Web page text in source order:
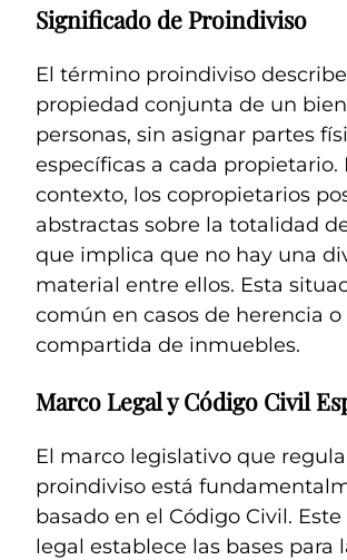
Significado de Proindiviso
El término proindiviso
propiedad conjunta de un
personas, sin asignar partes
específicas a cada propietario.
contexto, los copropietarios
abstractas sobre la totalidad
que implica que no hay una
material entre ellos. Esta
común en casos de herencia
compartida de inmuebles.
Marco Legal y Código Civil
El marco legislativo que
proindiviso está
basado en el Código Civil.
legal establece las bases para